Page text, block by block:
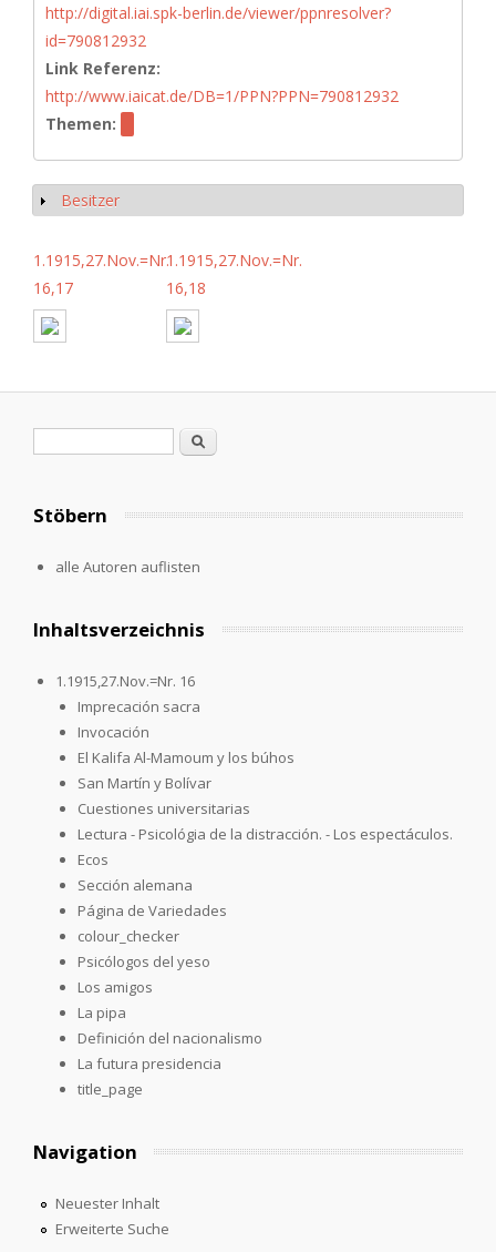
http://digital.iai.spk-berlin.de/viewer/ppnresolver?
id=790812932
Link Referenz:
http://www.iaicat.de/DB=1/PPN?PPN=790812932
Themen:
Anzeigen
Besitzer
1.1915,27.Nov.=Nr.
16,17
1.1915,27.Nov.=Nr.
16,18
Suche
Stöbern
alle Autoren auflisten
Inhaltsverzeichnis
1.1915,27.Nov.=Nr. 16
Imprecación sacra
Invocación
El Kalifa Al-Mamoum y los búhos
San Martín y Bolívar
Cuestiones universitarias
Lectura - Psicológia de la distracción. - Los espectáculos.
Ecos
Sección alemana
Página de Variedades
colour_checker
Psicólogos del yeso
Los amigos
La pipa
Definición del nacionalismo
La futura presidencia
title_page
Navigation
Neuester Inhalt
Erweiterte Suche